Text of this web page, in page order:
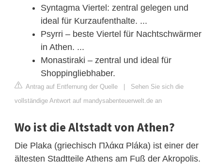
Syntagma Viertel: zentral gelegen und
ideal für Kurzaufenthalte. ...
Psyrri – beste Viertel für Nachtschwärmer
in Athen. ...
Monastiraki – zentral und ideal für
Shoppingliebhaber.
Antrag auf Entfernung der Quelle | Sehen Sie sich die
vollständige Antwort auf mandysabenteuerwelt.de an
Wo ist die Altstadt von Athen?
Die Plaka (griechisch Πλάκα Pláka) ist einer der
ältesten Stadtteile Athens am Fuß der Akropolis.